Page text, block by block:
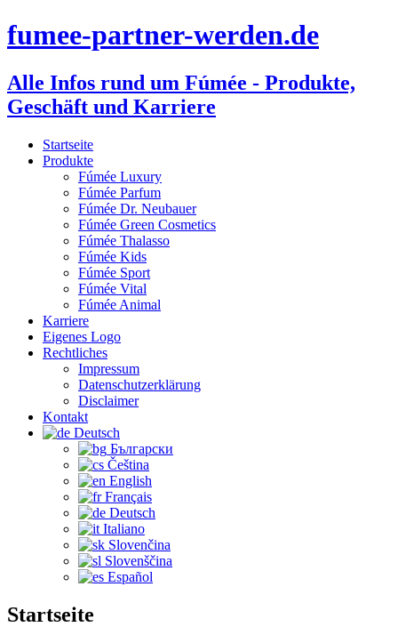
fumee-partner-werden.de
Alle Infos rund um Fúmée - Produkte,
Geschäft und Karriere
Startseite
Produkte
Fúmée Luxury
Fúmée Parfum
Fúmée Dr. Neubauer
Fúmée Green Cosmetics
Fúmée Thalasso
Fúmée Kids
Fúmée Sport
Fúmée Vital
Fúmée Animal
Karriere
Eigenes Logo
Rechtliches
Impressum
Datenschutzerklärung
Disclaimer
Kontakt
Deutsch
Български
Čeština‎
English
Français
Deutsch
Italiano
Slovenčina
Slovenščina
Español
Startseite